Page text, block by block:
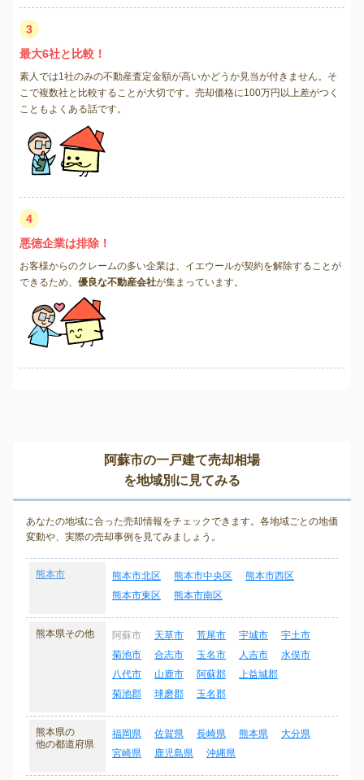
3
最大6社と比較！
素人では1社のみの不動産査定金額が高いかどうか見当が付きません。そ
こで複数社と比較することが大切です。売却価格に100万円以上差がつく
こともよくある話です。
4
悪徳企業は排除！
お客様からのクレームの多い企業は、イエウールが契約を解除することが
できるため、 優良な不動産会社が集まっています。
阿蘇市の一戸建て売却相場
を地域別に見てみる
あなたの地域に合った売却情報をチェックできます。各地域ごとの地価
変動や、実際の売却事例を見てみましょう。
熊本市 熊本市北区 熊本市中央区
熊本市西区
熊本市東区
熊本市南区
熊本県その他 阿蘇市 天草市 荒尾市 宇城市
宇土市
菊池市
合志市 玉名市 人吉市
水俣市
八代市
山鹿市 阿蘇郡
上益城郡
菊池郡
球磨郡 玉名郡
熊本県の
他の都道府県
福岡県 佐賀県 長崎県 熊本県
大分県
宮崎県
鹿児島県 沖縄県